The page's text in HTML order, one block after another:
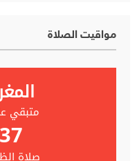
مواقيت الصلاة